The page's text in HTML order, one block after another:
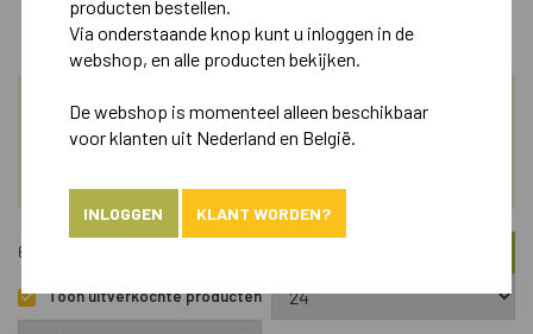
676 Artikelen
Toon uitverkochte producten
producten bestellen.
Via onderstaande knop kunt u inloggen in de
webshop, en alle producten bekijken.
De webshop is momenteel alleen beschikbaar
voor klanten uit Nederland en België.
INLOGGEN KLANT WORDEN?